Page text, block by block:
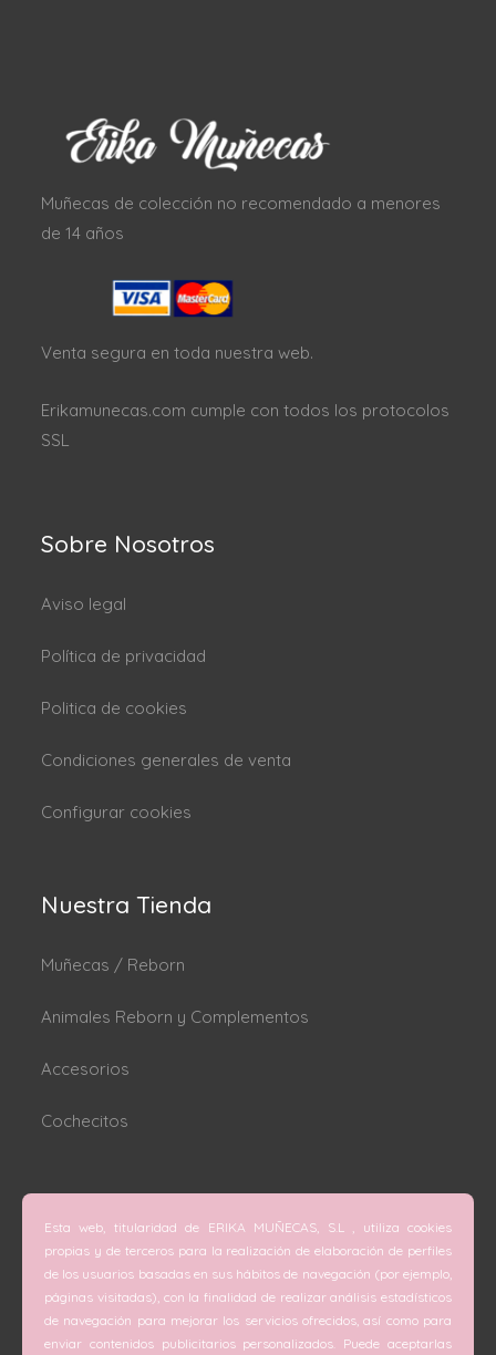
Muñecas de colección no recomendado a menores
de 14 años
Venta segura en toda nuestra web.
Erikamunecas.com cumple con todos los protocolos
SSL
Sobre Nosotros
Aviso legal
Política de privacidad
Politica de cookies
Condiciones generales de venta
Configurar cookies
Nuestra Tienda
Muñecas / Reborn
Animales Reborn y Complementos
Accesorios
Cochecitos
C/ San Vicente Mártir nº 74 (Valencia).
C/ Doctor Melis nº 6 (Grao de Gandía).
Teléfono
Esta web, titularidad de ERIKA MUÑECAS, S.L , utiliza cookies
propias y de terceros para la realización de elaboración de perfiles
de los usuarios basadas en sus hábitos de navegación (por ejemplo,
páginas visitadas), con la finalidad de realizar análisis estadísticos
de navegación para mejorar los servicios ofrecidos, así como para
enviar contenidos publicitarios personalizados. Puede aceptarlas